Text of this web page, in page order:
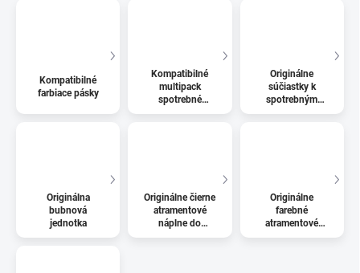
Kompatibilné
farbiace pásky
Kompatibilné
multipack
spotrebné
materiály
Originálne
súčiastky k
spotrebným
materiálom k
Originálna
bubnová
jednotka
Originálne čierne
atramentové
náplne do
ostatných
Originálne
farebné
atramentové
náplne do